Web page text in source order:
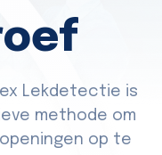
Lekdetectie is
methode om
op te